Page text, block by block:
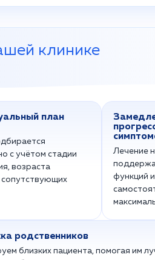
клинике
план
с учётом стадии
возраста
сопутствующих
Лечение
функций
родственников
близких пациента, помогая им